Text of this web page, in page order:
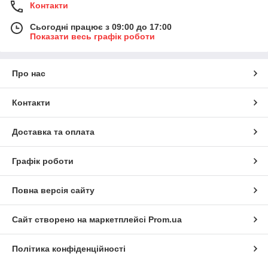
Контакти
Сьогодні працює з 09:00 до 17:00
Показати весь графік роботи
Про нас
Контакти
Доставка та оплата
Графік роботи
Повна версія сайту
Сайт створено на маркетплейсі Prom.ua
Політика конфіденційності